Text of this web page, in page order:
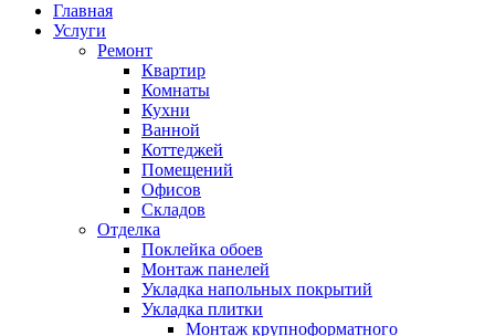
Главная
Услуги
Ремонт
Квартир
Комнаты
Кухни
Ванной
Коттеджей
Помещений
Офисов
Складов
Отделка
Поклейка обоев
Монтаж панелей
Укладка напольных покрытий
Укладка плитки
Монтаж крупноформатного